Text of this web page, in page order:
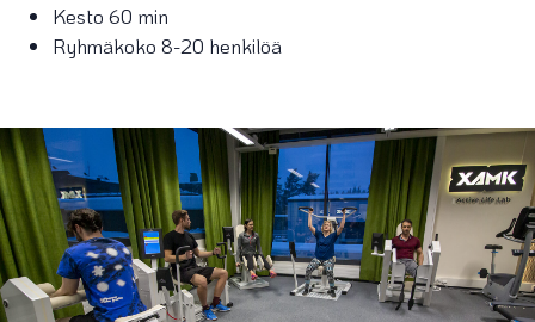
Kesto 60 min
Ryhmäkoko 8-20 henkilöä